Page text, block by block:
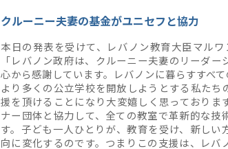
クルーニー夫妻の基金がユニセフと協力
本日の発表を受けて、レバノン教育大臣マル
「レバノン政府は、クルーニー夫妻のリーダ
心から感謝しています。レバノンに暮らすすべ
より多くの公立学校を開放しようとする私た
援を頂けることになり大変嬉しく思っておりま
ナー団体と協力して、全ての教室で革新的な技
す。子ども一人ひとりが、教育を受け、新し
向に変化するのです。つまりこの支援は、レ